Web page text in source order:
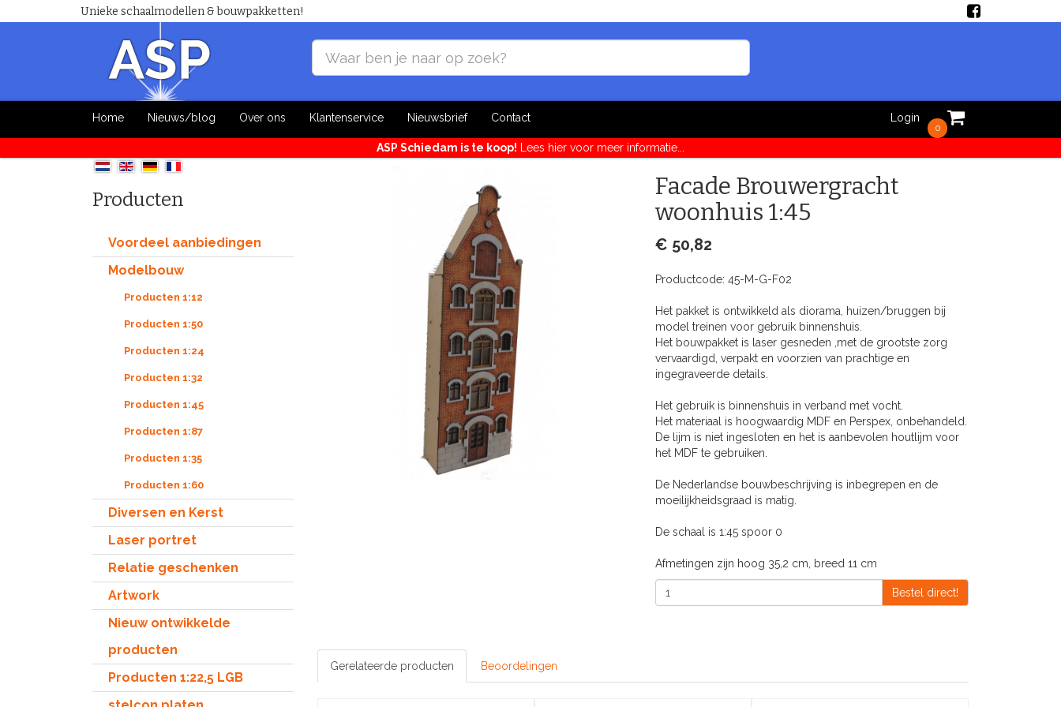
Unieke schaalmodellen & bouwpakketten!
Home Nieuws/blog Over ons Klantenservice Nieuwsbrief Contact
0
Login
ASP Schiedam is te koop! Lees hier voor meer informatie...
Producten
Voordeel aanbiedingen
Modelbouw
Producten 1:12
Producten 1:50
Producten 1:24
Producten 1:32
Producten 1:45
Producten 1:87
Producten 1:35
Producten 1:60
Diversen en Kerst
Laser portret
Relatie geschenken
Artwork
Nieuw ontwikkelde
producten
Producten 1:22,5 LGB
Facade Brouwergracht
woonhuis 1:45
€ 50,82
Productcode: 45-M-G-F02
Het pakket is ontwikkeld als diorama, huizen/bruggen bij
model treinen voor gebruik binnenshuis.
Het bouwpakket is laser gesneden ,met de grootste zorg
vervaardigd, verpakt en voorzien van prachtige en
ingegraveerde details.
Het gebruik is binnenshuis in verband met vocht.
Het materiaal is hoogwaardig MDF en Perspex, onbehandeld.
De lijm is niet ingesloten en het is aanbevolen houtlijm voor
het MDF te gebruiken.
De Nederlandse bouwbeschrijving is inbegrepen en de
moeilijkheidsgraad is matig.
De schaal is 1:45 spoor 0
Afmetingen zijn hoog 35,2 cm, breed 11 cm
Bestel direct!
Gerelateerde producten Beoordelingen